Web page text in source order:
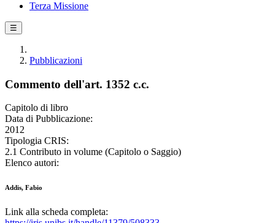
Terza Missione
☰
Pubblicazioni
Commento dell'art. 1352 c.c.
Capitolo di libro
Data di Pubblicazione:
2012
Tipologia CRIS:
2.1 Contributo in volume (Capitolo o Saggio)
Elenco autori:
Addis, Fabio
Link alla scheda completa: